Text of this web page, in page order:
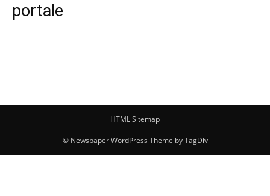
portale
HTML Sitemap
© Newspaper WordPress Theme by TagDiv